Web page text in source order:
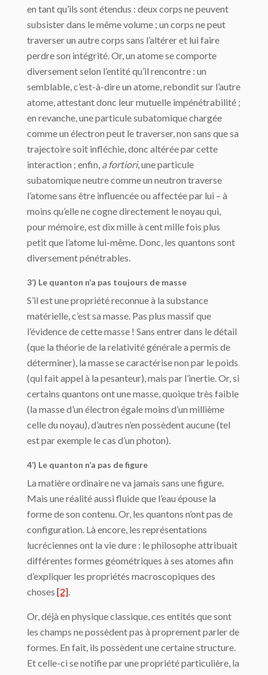
en tant qu’ils sont étendus : deux corps ne peuvent
subsister dans le même volume ; un corps ne peut
traverser un autre corps sans l’altérer et lui faire
perdre son intégrité. Or, un atome se comporte
diversement selon l’entité qu’il rencontre : un
semblable, c’est-à-dire un atome, rebondit sur l’autre
atome, attestant donc leur mutuelle impénétrabilité ;
en revanche, une particule subatomique chargée
comme un électron peut le traverser, non sans que sa
trajectoire soit infléchie, donc altérée par cette
interaction ; enfin, a fortiori, une particule
subatomique neutre comme un neutron traverse
l’atome sans être influencée ou affectée par lui – à
moins qu’elle ne cogne directement le noyau qui,
pour mémoire, est dix mille à cent mille fois plus
petit que l’atome lui-même. Donc, les quantons sont
diversement pénétrables.
3’) Le quanton n’a pas toujours de masse
S’il est une propriété reconnue à la substance
matérielle, c’est sa masse. Pas plus massif que
l’évidence de cette masse ! Sans entrer dans le détail
(que la théorie de la relativité générale a permis de
déterminer), la masse se caractérise non par le poids
(qui fait appel à la pesanteur), mais par l’inertie. Or, si
certains quantons ont une masse, quoique très faible
(la masse d’un électron égale moins d’un millième
celle du noyau), d’autres n’en possèdent aucune (tel
est par exemple le cas d’un photon).
4’) Le quanton n’a pas de figure
La matière ordinaire ne va jamais sans une figure.
Mais une réalité aussi fluide que l’eau épouse la
forme de son contenu. Or, les quantons n’ont pas de
configuration. Là encore, les représentations
lucréciennes ont la vie dure : le philosophe attribuait
différentes formes géométriques à ses atomes afin
d’expliquer les propriétés macroscopiques des
choses [2].
Or, déjà en physique classique, ces entités que sont
les champs ne possèdent pas à proprement parler de
formes. En fait, ils possèdent une certaine structure.
Et celle-ci se notifie par une propriété particulière, la